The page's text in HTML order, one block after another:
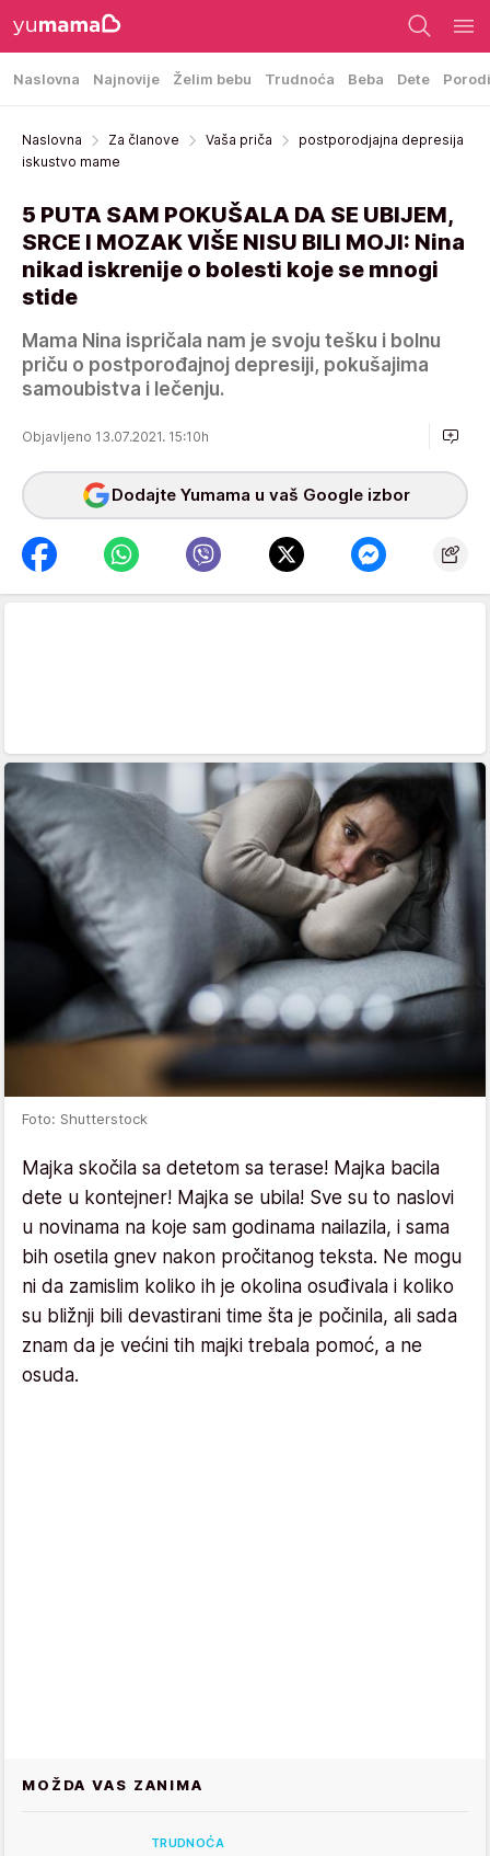
Naslovna Najnovije Želim bebu Trudnoća Beba Dete
Naslovna Za članove Vaša priča
postporodjajna depresija
iskustvo mame
5 PUTA SAM POKUŠALA DA SE UBIJEM,
SRCE I MOZAK VIŠE NISU BILI MOJI: Nina
nikad iskrenije o bolesti koje se mnogi
stide
Mama Nina ispričala nam je svoju tešku i bolnu
priču o postporođajnoj depresiji, pokušajima
samoubistva i lečenju.
Objavljeno 13.07.2021. 15:10h
Dodajte Yumama u vaš Google izbor
Foto: Shutterstock
Majka skočila sa detetom sa terase! Majka bacila
dete u kontejner! Majka se ubila! Sve su to naslovi
u novinama na koje sam godinama nailazila, i sama
bih osetila gnev nakon pročitanog teksta. Ne mogu
ni da zamislim koliko ih je okolina osuđivala i koliko
su bližnji bili devastirani time šta je počinila, ali sada
znam da je većini tih majki trebala pomoć, a ne
osuda.
MOŽDA VAS ZANIMA
TRUDNOĆA